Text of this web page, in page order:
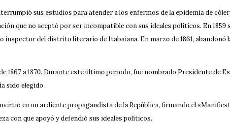
sus estudios para atender a los enfermos de la epidemia de
que no aceptó por ser incompatible con sus ideales políticos. En 1859
inspector del distrito literario de Itabaiana. En marzo de 1861,
1867 a 1870. Durante este último periodo, fue nombrado Presidente de
sido elegido.
en un ardiente propagandista de la República, firmando el
con que apoyó y defendió sus ideales políticos.